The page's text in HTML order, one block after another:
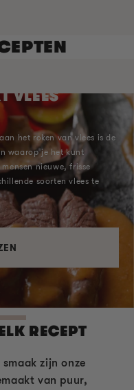
VLEES
het roken van vlees is de
waarop je het kunt
nieuwe, frisse
soorten vlees te
RECEPT
zijn onze
van puur,